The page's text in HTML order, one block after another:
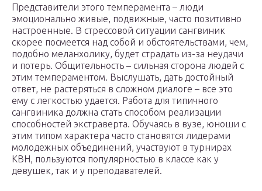
Представители этого темперамента – люди
эмоционально живые, подвижные, часто позитивно
настроенные. В стрессовой ситуации сангвиник
скорее посмеется над собой и обстоятельствами, чем,
подобно меланхолику, будет страдать из-за неудачи
и потерь. Общительность – сильная сторона людей с
этим темпераментом. Выслушать, дать достойный
ответ, не растеряться в сложном диалоге – все это
ему с легкостью удается. Работа для типичного
сангвиника должна стать способом реализации
способностей экстраверта. Обучаясь в вузе, юноши с
этим типом характера часто становятся лидерами
молодежных объединений, участвуют в турнирах
КВН, пользуются популярностью в классе как у
девушек, так и у преподавателей.